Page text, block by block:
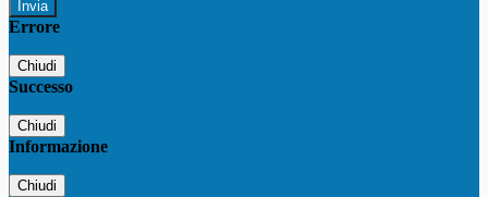
Errore
Chiudi
Successo
Chiudi
Informazione
Chiudi